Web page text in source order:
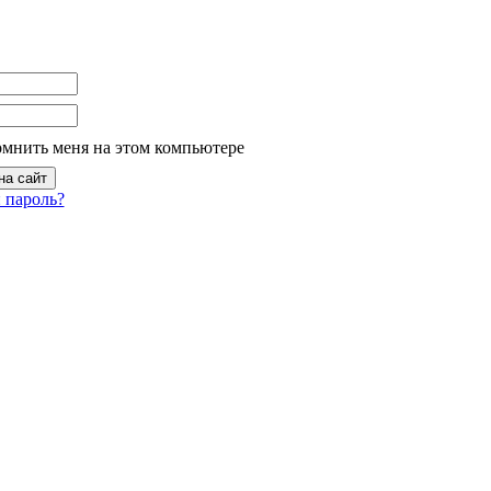
меня на этом компьютере